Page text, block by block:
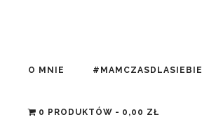
O MNIE #MAMCZASDLASIEBIE
0 PRODUKTÓW 0,00 ZŁ